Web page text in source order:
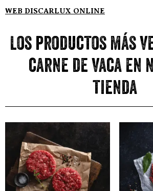
WEB DISCARLUX ONLINE
Los productos más
carne de vaca en
tienda